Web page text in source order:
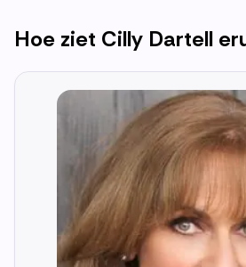
Hoe ziet Cilly Dartell